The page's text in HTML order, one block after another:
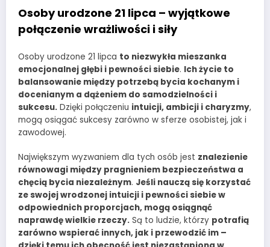
Osoby urodzone 21 lipca – wyjątkowe
połączenie wrażliwości i siły
Osoby urodzone 21 lipca to niezwykła mieszanka
emocjonalnej głębi i pewności siebie. Ich życie to
balansowanie między potrzebą bycia kochanym i
docenianym a dążeniem do samodzielności i
sukcesu. Dzięki połączeniu intuicji, ambicji i charyzmy,
mogą osiągać sukcesy zarówno w sferze osobistej, jak i
zawodowej.
Największym wyzwaniem dla tych osób jest znalezienie
równowagi między pragnieniem bezpieczeństwa a
chęcią bycia niezależnym. Jeśli nauczą się korzystać
ze swojej wrodzonej intuicji i pewności siebie w
odpowiednich proporcjach, mogą osiągnąć
naprawdę wielkie rzeczy. Są to ludzie, którzy potrafią
zarówno wspierać innych, jak i przewodzić im –